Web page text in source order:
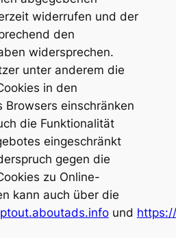
widerrufen und der
den
widersprechen.
unter anderem die
in den
Browsers einschränken
die Funktionalität
eingeschränkt
gegen die
zu Online-
kann auch über die
und